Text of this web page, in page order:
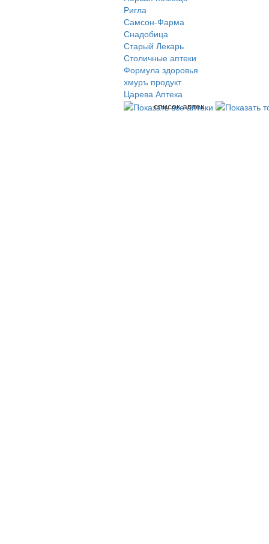
Ригла
Самсон-Фарма
Снадобица
Старый Лекарь
Столичные аптеки
Формула здоровья
хмуръ продукт
Царева Аптека
список аптек